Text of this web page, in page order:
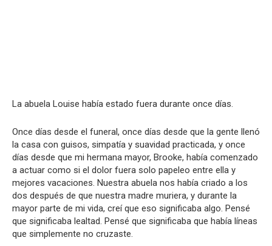
La abuela Louise había estado fuera durante once días.
Once días desde el funeral, once días desde que la gente llenó
la casa con guisos, simpatía y suavidad practicada, y once
días desde que mi hermana mayor, Brooke, había comenzado
a actuar como si el dolor fuera solo papeleo entre ella y
mejores vacaciones. Nuestra abuela nos había criado a los
dos después de que nuestra madre muriera, y durante la
mayor parte de mi vida, creí que eso significaba algo. Pensé
que significaba lealtad. Pensé que significaba que había líneas
que simplemente no cruzaste.